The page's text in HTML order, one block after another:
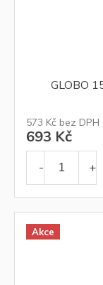
GLOBO
573 Kč bez DPH
693 Kč
Akce